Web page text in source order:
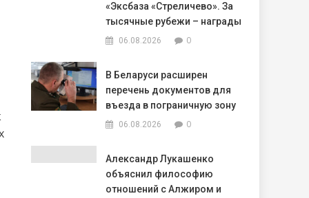
«Эксбаза «Стреличево». За
тысячные рубежи – награды
06.08.2026 0
В Беларуси расширен
перечень документов для
въезда в пограничную зону
06.08.2026 0
Александр Лукашенко
объяснил философию
отношений с Алжиром и